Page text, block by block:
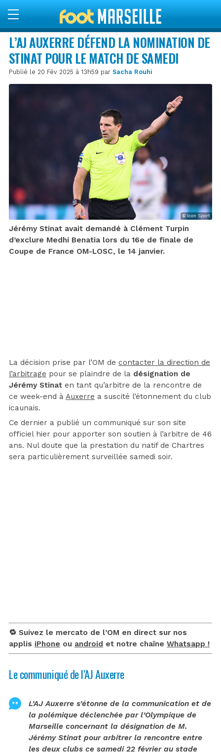
L’AJ AUXERRE DÉFEND LA NOMINATION DE
STINAT POUR LE MATCH DE SAMEDI
Publié le 20 Fév 2025 à 13h59 par Sacha Rouhi
© Icon Sport
Jérémy Stinat avait demandé à Clément Turpin
d’exclure Medhi Benatia lors du 16e de finale de
Coupe de France OM-LOSC, le 14 janvier.
La décision prise par l’OM de contacter la direction de
l’arbitrage pour se plaindre de la désignation de
Jérémy Stinat en tant qu’arbitre de la rencontre de
ce week-end à Auxerre a suscité l’étonnement du club
icaunais.
Ce dernier a publié un communiqué sur son site
officiel hier pour apporter son soutien à l’arbitre de 46
ans. Nul doute que la prestation du natif de Chartres
sera particulièrement surveillée samedi soir.
🔁 Suivez le mercato de l’OM en direct sur nos
applis iPhone ou android et notre chaîne Whatsapp !
Le communiqué de l’AJ Auxerre
L’AJ Auxerre s’étonne de la communication et de
la polémique déclenchée par l’Olympique de
Marseille concernant la désignation de M.
Jérémy Stinat pour arbitrer la rencontre entre
les deux clubs ce samedi 22 février au stade